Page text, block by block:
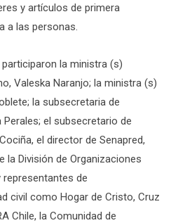
y artículos de primera
a las personas.
la ministra (s)
Valeska Naranjo; la ministra (s)
la subsecretaria de
el subsecretario de
el director de Senapred,
la División de Organizaciones
de
civil como Hogar de Cristo, Cruz
Chile, la Comunidad de